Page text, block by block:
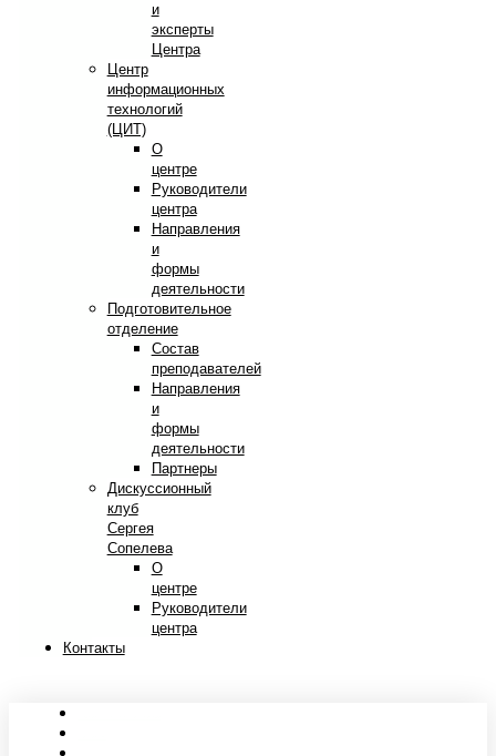
и
эксперты
Центра
Центр
информационных
технологий
(ЦИТ)
О
центре
Руководители
центра
Направления
и
формы
деятельности
Подготовительное
отделение
Состав
преподавателей
Направления
и
формы
деятельности
Партнеры
Дискуссионный
клуб
Сергея
Сопелева
О
центре
Руководители
центра
Контакты